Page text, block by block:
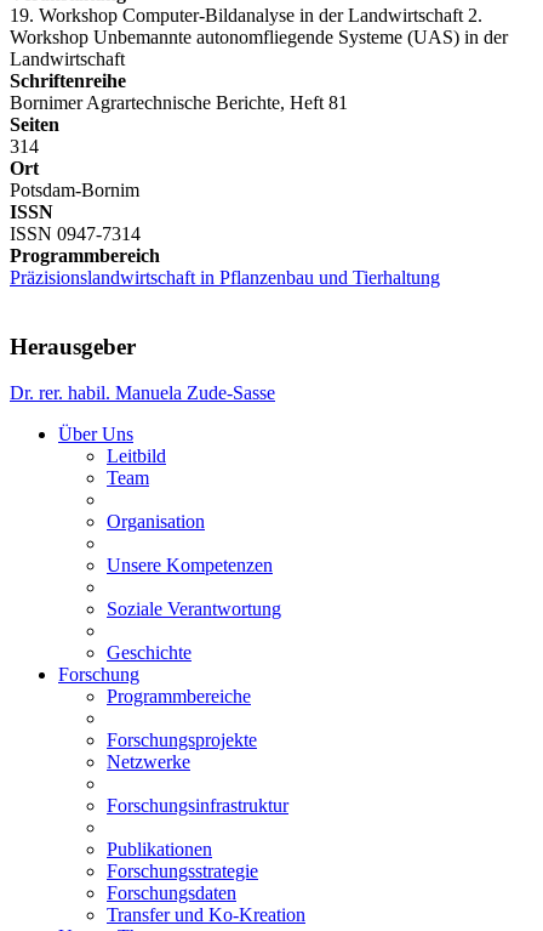
19. Workshop Computer-Bildanalyse in der Landwirtschaft 2.
Workshop Unbemannte autonomfliegende Systeme (UAS) in der
Landwirtschaft
Schriftenreihe
Bornimer Agrartechnische Berichte, Heft 81
Seiten
314
Ort
Potsdam-Bornim
ISSN
ISSN 0947-7314
Programmbereich
Präzisionslandwirtschaft in Pflanzenbau und Tierhaltung
Herausgeber
Dr. rer. habil. Manuela Zude-Sasse
Über Uns
Leitbild
Team
Organisation
Unsere Kompetenzen
Soziale Verantwortung
Geschichte
Forschung
Programmbereiche
Forschungsprojekte
Netzwerke
Forschungsinfrastruktur
Publikationen
Forschungsstrategie
Forschungsdaten
Transfer und Ko-Kreation